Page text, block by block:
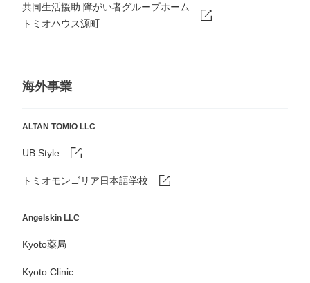
共同生活援助 障がい者グループホーム
トミオハウス源町
海外事業
ALTAN TOMIO LLC
UB Style
トミオモンゴリア日本語学校
Angelskin LLC
Kyoto薬局
Kyoto Clinic